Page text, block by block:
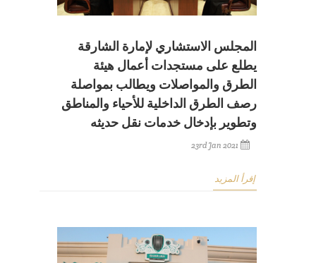
المجلس الاستشاري لإمارة الشارقة
يطلع على مستجدات أعمال هيئة
الطرق والمواصلات ويطالب بمواصلة
رصف الطرق الداخلية للأحياء والمناطق
وتطوير بإدخال خدمات نقل حديثه
23rd Jan 2021
إقرأ المزيد